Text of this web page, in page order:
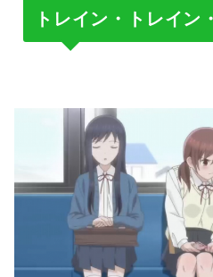
トレイン・トレイン